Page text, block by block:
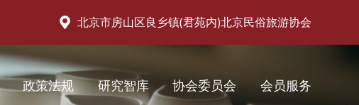
北京市房山区良乡镇(君苑内)北京民俗旅游协会
政策法规 研究智库 协会委员会 会员服务